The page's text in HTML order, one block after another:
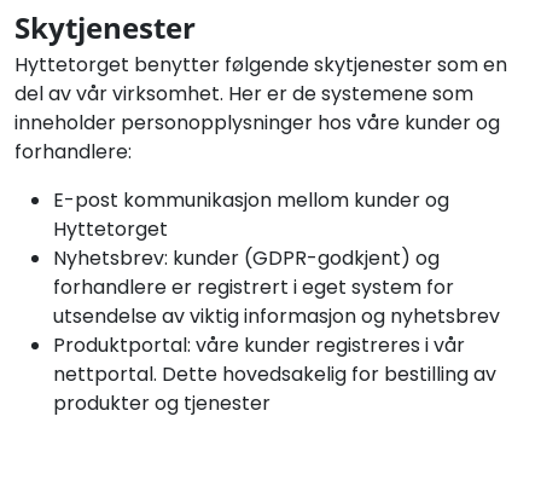
Skytjenester
Hyttetorget benytter følgende skytjenester som en
del av vår virksomhet. Her er de systemene som
inneholder personopplysninger hos våre kunder og
forhandlere:
E-post kommunikasjon mellom kunder og
Hyttetorget
Nyhetsbrev: kunder (GDPR-godkjent) og
forhandlere er registrert i eget system for
utsendelse av viktig informasjon og nyhetsbrev
Produktportal: våre kunder registreres i vår
nettportal. Dette hovedsakelig for bestilling av
produkter og tjenester